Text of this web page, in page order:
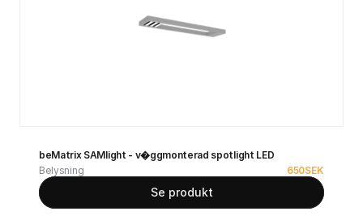
beMatrix SAMlight - v�ggmonterad spotlight LED
Belysning
650SEK
Se produkt